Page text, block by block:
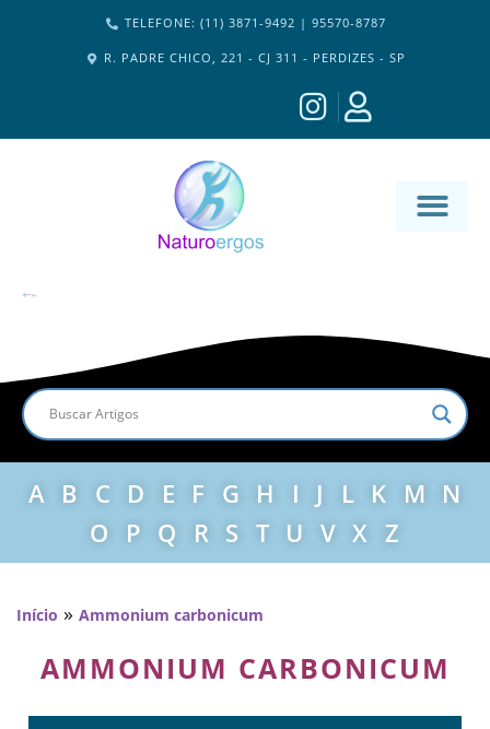
TELEFONE: (11) 3871-9492 | 95570-8787
R. PADRE CHICO, 221 - CJ 311 - PERDIZES - SP
A B C D E F G H I J L K M N
O
P Q R S T U V X Z
Início » Ammonium carbonicum
AMMONIUM CARBONICUM